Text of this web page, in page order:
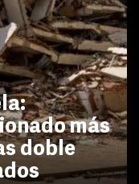
más
doble